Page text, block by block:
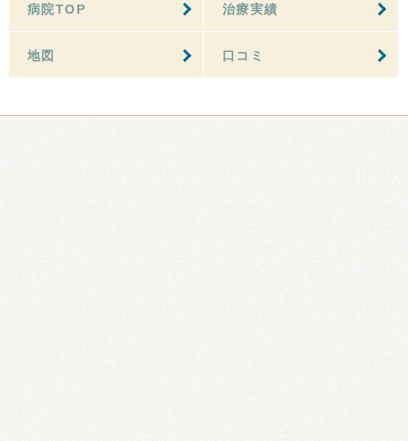
病院TOP 治療実績
地図 口コミ